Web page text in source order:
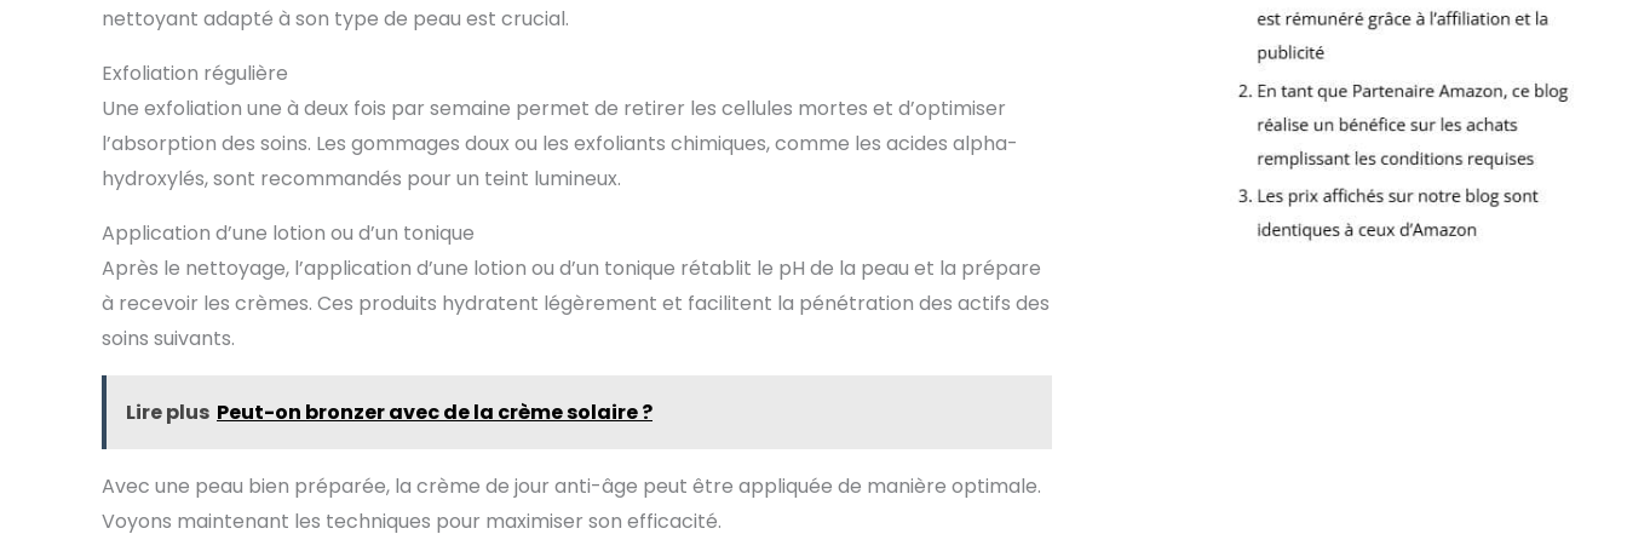
nettoyant adapté à son type de peau est crucial.
Exfoliation régulière
Une exfoliation une à deux fois par semaine permet de retirer les cellules mortes et d’optimiser
l’absorption des soins. Les gommages doux ou les exfoliants chimiques, comme les acides alpha-
hydroxylés, sont recommandés pour un teint lumineux.
Application d’une lotion ou d’un tonique
Après le nettoyage, l’application d’une lotion ou d’un tonique rétablit le pH de la peau et la prépare
à recevoir les crèmes. Ces produits hydratent légèrement et facilitent la pénétration des actifs des
soins suivants.
Lire plus Peut-on bronzer avec de la crème solaire ?
Avec une peau bien préparée, la crème de jour anti-âge peut être appliquée de manière optimale.
Voyons maintenant les techniques pour maximiser son efficacité.